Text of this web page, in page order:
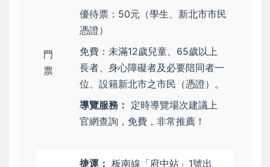
門
票
優待票：50元（學生、新北市市民
憑證）
免費：未滿12歲兒童、65歲以上
長者、身心障礙者及必要陪同者一
位、設籍新北市之市民（憑證）。
導覽服務： 定時導覽場次建議上
官網查詢，免費，非常推薦！
捷運： 板南線「府中站」1號出